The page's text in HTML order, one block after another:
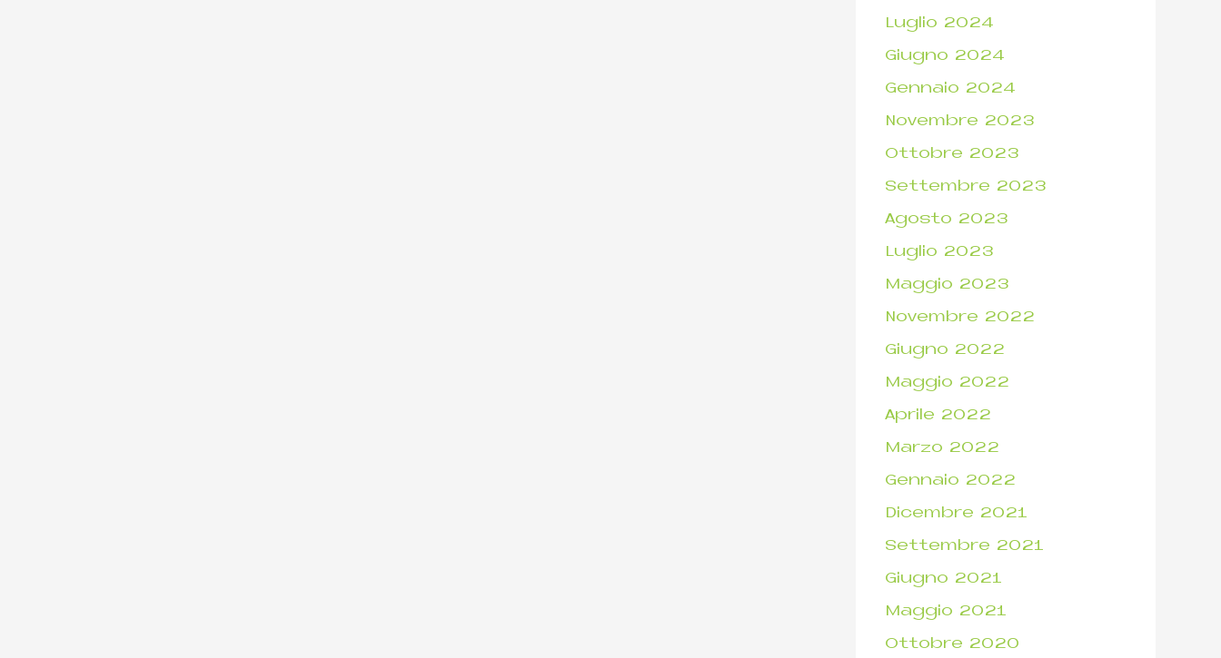
Luglio 2024
Giugno 2024
Gennaio 2024
Novembre 2023
Ottobre 2023
Settembre 2023
Agosto 2023
Luglio 2023
Maggio 2023
Novembre 2022
Giugno 2022
Maggio 2022
Aprile 2022
Marzo 2022
Gennaio 2022
Dicembre 2021
Settembre 2021
Giugno 2021
Maggio 2021
Ottobre 2020